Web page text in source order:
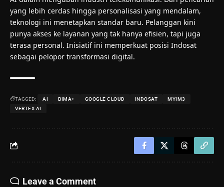
yang lebih cerdas hingga personalisasi yang mendalam,
teknologi ini menetapkan standar baru. Pelanggan kini
punya akses ke layanan yang tak hanya efisien, tapi juga
terasa personal. Inisiatif ini memperkuat posisi Indosat
sebagai pelopor transformasi digital.
TAGGED: AI BIMA+ GOOGLE CLOUD INDOSAT
MYIM3
VERTEX AI
Leave a Comment